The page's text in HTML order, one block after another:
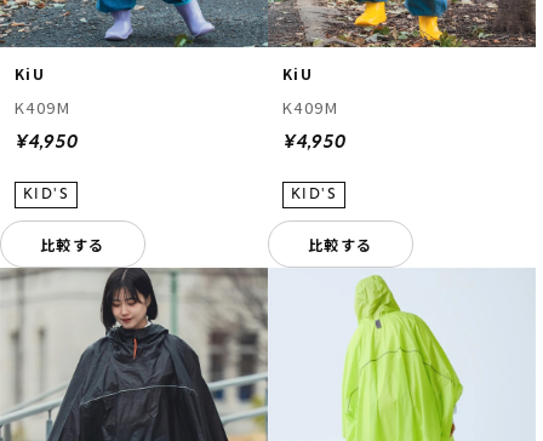
KiU
K409M
¥4,950
比較する
KiU
K409M
¥4,950
比較する